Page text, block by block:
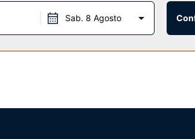
O hotel serve pequenos-almoços preparados
Sab. 8 Agosto